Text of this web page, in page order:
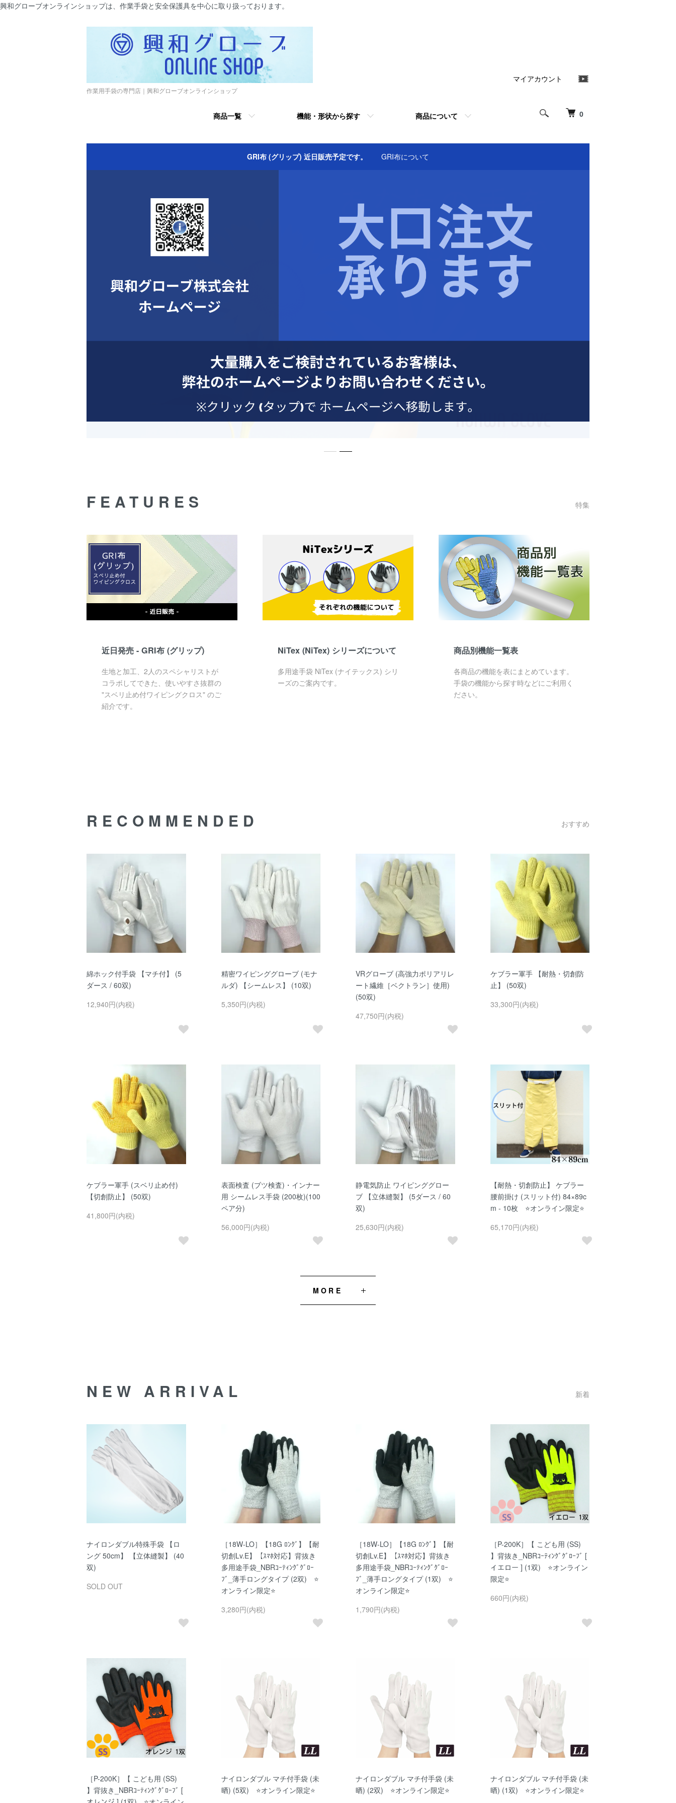
興和グローブオンラインショップは、作業手袋と安全保護具を中心に取り扱っております。
作業用手袋の専門店｜興和グローブオンラインショップ
0
商品一覧 機能・形状から探す 商品について
マイアカウント
GRI布 (グリップ) 近日販売予定です。 GRI布について
FEATURES 特集
近日発売 - GRI布 (グリップ)
生地と加工、2人のスペシャリストが
コラボしてできた、使いやすさ抜群の
"スベリ止め付ワイピングクロス" のご
紹介です。
NiTex (NiTex) シリーズについて
多用途手袋 NiTex (ナイテックス) シリ
ーズのご案内です。
商品別機能一覧表
各商品の機能を表にまとめています。
手袋の機能から探す時などにご利用く
ださい。
RECOMMENDED おすすめ
綿ホック付手袋 【マチ付】 (5
ダース / 60双)
12,940円(内税)
精密ワイピンググローブ (モナ
ルダ) 【シームレス】 (10双)
5,350円(内税)
VRグローブ (高強力ポリアリレ
ート繊維［ベクトラン］使用)
(50双)
47,750円(内税)
ケブラー軍手 【耐熱・切創防
止】 (50双)
33,300円(内税)
ケブラー軍手 (スベリ止め付)
【切創防止】 (50双)
41,800円(内税)
表面検査 (ブツ検査)・インナー
用 シームレス手袋 (200枚)(100
ペア分)
56,000円(内税)
静電気防止 ワイピンググロー
ブ 【立体縫製】 (5ダース / 60
双)
25,630円(内税)
【耐熱・切創防止】 ケブラー
腰前掛け (スリット付) 84×89c
m - 10枚 ⭐オンライン限定⭐
65,170円(内税)
MORE
NEW ARRIVAL 新着
ナイロンダブル特殊手袋 【ロ
ング 50cm】 【立体縫製】 (40
双)
SOLD OUT
［18W-LO］【18G ﾛﾝｸﾞ】【耐
切創Lv.E】【ｽﾏﾎ対応】背抜き
多用途手袋_NBRｺｰﾃｨﾝｸﾞｸﾞﾛｰ
ﾌﾞ_薄手ロングタイプ (2双) ⭐
オンライン限定⭐
3,280円(内税)
［18W-LO］【18G ﾛﾝｸﾞ】【耐
切創Lv.E】【ｽﾏﾎ対応】背抜き
多用途手袋_NBRｺｰﾃｨﾝｸﾞｸﾞﾛｰ
ﾌﾞ_薄手ロングタイプ (1双) ⭐
オンライン限定⭐
1,790円(内税)
［P-200K］【 こども用 (SS)
】背抜き_NBRｺｰﾃｨﾝｸﾞｸﾞﾛｰﾌﾞ [
イエロー ] (1双) ⭐オンライン
限定⭐
660円(内税)
［P-200K］【 こども用 (SS)
】背抜き_NBRｺｰﾃｨﾝｸﾞｸﾞﾛｰﾌﾞ [
ナイロンダブル マチ付手袋 (未
晒) (5双) ⭐オンライン限定⭐
ナイロンダブル マチ付手袋 (未
晒) (2双) ⭐オンライン限定⭐
ナイロンダブル マチ付手袋 (未
晒) (1双) ⭐オンライン限定⭐